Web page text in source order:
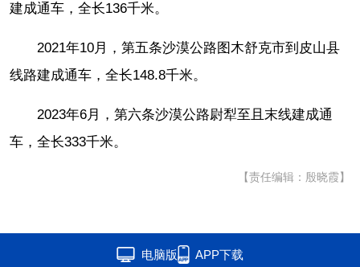
建成通车，全长136千米。
2021年10月，第五条沙漠公路图木舒克市到皮山县
线路建成通车，全长148.8千米。
2023年6月，第六条沙漠公路尉犁至且末线建成通
车，全长333千米。
【责任编辑：殷晓霞】
电脑版 APP下载